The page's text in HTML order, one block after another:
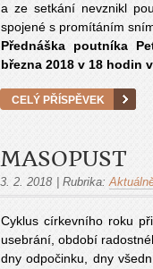
a ze setkání nevznikl
spojené s promítáním
Přednáška poutníka
března 2018 v 18 hodin
CELÝ PŘÍSPĚVEK
MASOPUST
3. 2. 2018 Rubrika:
Cyklus církevního roku
usebrání, období
dny odpočinku, dny